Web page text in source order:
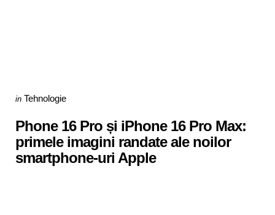
Categories
Posted
in Tehnologie
Phone 16 Pro și iPhone 16 Pro Max:
primele imagini randate ale noilor
smartphone-uri Apple